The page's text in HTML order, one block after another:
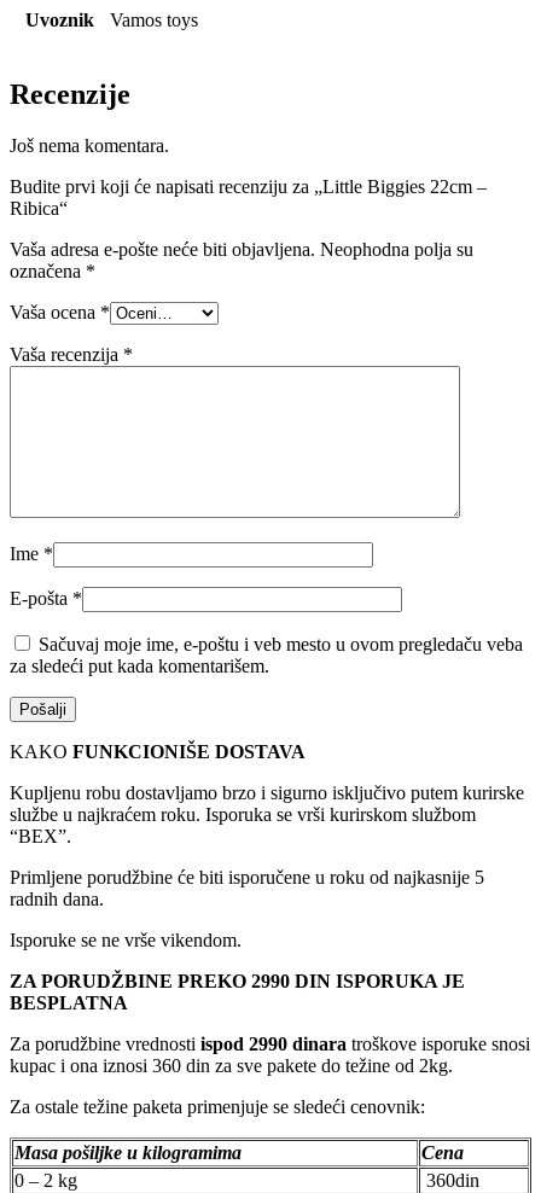
Uvoznik Vamos toys
Recenzije
Još nema komentara.
Budite prvi koji će napisati recenziju za „Little Biggies 22cm –
Ribica“
Vaša adresa e-pošte neće biti objavljena. Neophodna polja su
označena *
Vaša ocena *
Vaša recenzija *
Ime *
E-pošta *
Sačuvaj moje ime, e-poštu i veb mesto u ovom pregledaču veba
za sledeći put kada komentarišem.
KAKO FUNKCIONIŠE DOSTAVA
Kupljenu robu dostavljamo brzo i sigurno isključivo putem kurirske
službe u najkraćem roku. Isporuka se vrši kurirskom službom
“BEX”.
Primljene porudžbine će biti isporučene u roku od najkasnije 5
radnih dana.
Isporuke se ne vrše vikendom.
ZA PORUDŽBINE PREKO 2990 DIN ISPORUKA JE
BESPLATNA
Za porudžbine vrednosti ispod 2990 dinara troškove isporuke snosi
kupac i ona iznosi 360 din za sve pakete do težine od 2kg.
Za ostale težine paketa primenjuje se sledeći cenovnik:
Masa pošiljke u kilogramima
Cena
0 – 2 kg
360din